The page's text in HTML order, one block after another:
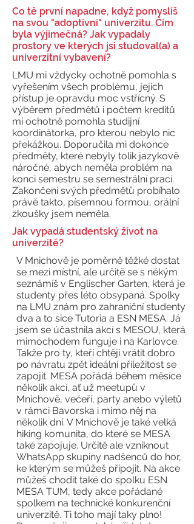
Co tě první napadne, když pomyslíš
na svou "adoptivní" univerzitu. Čím
byla výjimečná? Jak vypadaly
prostory ve kterých jsi studoval(a) a
univerzitní vybavení?
LMU mi vždycky ochotně pomohla s
vyřešením všech problému, jejich
přístup je opravdu moc vstřícný. S
výběrem předmětů i počtem kreditů
mi ochotně pomohla studijní
koordinátorka, pro kterou nebylo nic
překážkou. Doporučila mi dokonce
předměty, které nebyly tolik jazykově
náročné, abych neměla problém na
konci semestru se semestrální prací.
Zakončení svých předmětů probíhalo
právě takto, písemnou formou, orální
zkoušky jsem neměla.
Jak vypadá studentský život na
univerzitě?
V Mnichově je poměrně těžké dostat
se mezi místní, ale určitě se s někým
seznámíš v Englischer Garten, která je
studenty přes léto obsypaná. Spolky
na LMU znám pro zahraniční studenty
dva a to sice Tutoria a ESN MESA. Já
jsem se účastnila akcí s MESOU, která
mimochodem funguje i na Karlovce.
Takže pro ty, kteří chtějí vrátit dobro
po návratu zpět ideální příležitost se
zapojit. MESA pořádá během měsíce
několik akcí, ať už meetupů v
Mnichově, večeří, party anebo výletů
v rámci Bavorska i mimo něj na
několik dní. V Mnichově je také velká
hiking komunita, do které se MESA
také zapojuje. Určitě ale vzniknout
WhatsApp skupiny nadšenců do hor,
ke kterým se můžeš připojit. Na akce
můžeš chodit také do spolku ESN
MESA TUM, tedy akce pořádané
spolkem na technické konkurenční
univerzitě. Ti toho mají taky plno!